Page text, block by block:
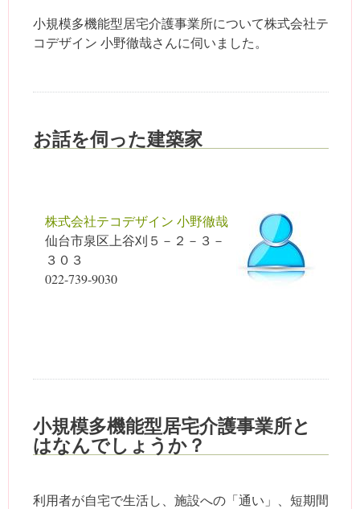
小規模多機能型居宅介護事業所について株式会社テ
コデザイン 小野徹哉さんに伺いました。
お話を伺った建築家
株式会社テコデザイン 小野徹哉
仙台市泉区上谷刈５－２－３－
３０３
022-739-9030
小規模多機能型居宅介護事業所と
はなんでしょうか？
利用者が自宅で生活し、施設への「通い」、短期間